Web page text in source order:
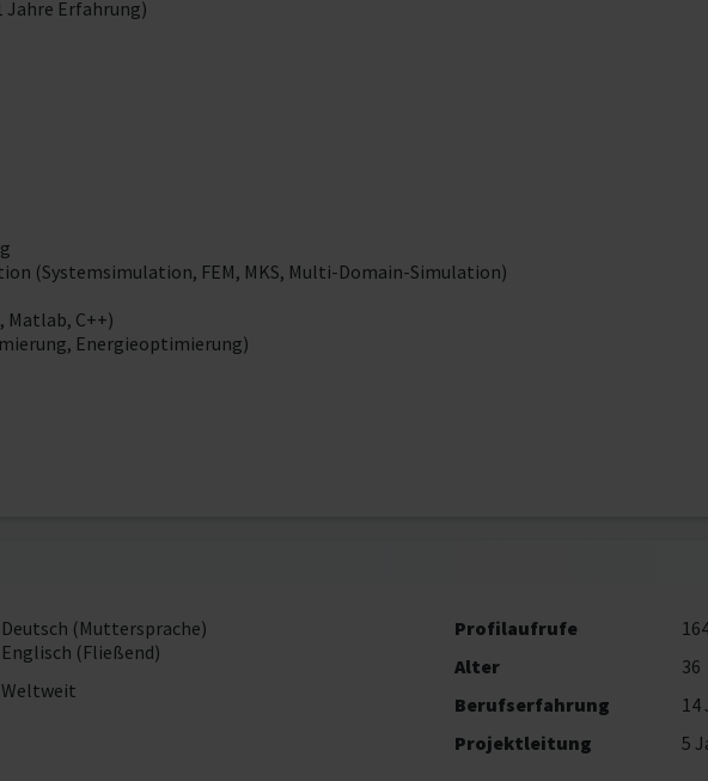
Jahre Erfahrung)
(Systemsimulation, FEM, MKS, Multi-Domain-Simulation)
C++)
Energieoptimierung)
Deutsch (Muttersprache)
Englisch (Fließend)
Weltweit
Profilaufrufe
Alter
36
Berufserfahrung
14
Projektleitung
5